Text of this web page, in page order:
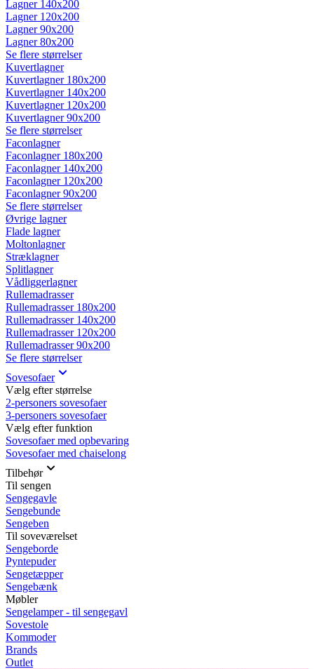
Lagner 140x200
Lagner 120x200
Lagner 90x200
Lagner 80x200
Se flere størrelser
Kuvertlagner
Kuvertlagner 180x200
Kuvertlagner 140x200
Kuvertlagner 120x200
Kuvertlagner 90x200
Se flere størrelser
Faconlagner
Faconlagner 180x200
Faconlagner 140x200
Faconlagner 120x200
Faconlagner 90x200
Se flere størrelser
Øvrige lagner
Flade lagner
Moltonlagner
Stræklagner
Splitlagner
Vådliggerlagner
Rullemadrasser
Rullemadrasser 180x200
Rullemadrasser 140x200
Rullemadrasser 120x200
Rullemadrasser 90x200
Se flere størrelser
Sovesofaer
Vælg efter størrelse
2-personers sovesofaer
3-personers sovesofaer
Vælg efter funktion
Sovesofaer med opbevaring
Sovesofaer med chaiselong
Tilbehør
Til sengen
Sengegavle
Sengebunde
Sengeben
Til soveværelset
Sengeborde
Pyntepuder
Sengetæpper
Sengebænk
Møbler
Sengelamper - til sengegavl
Sovestole
Kommoder
Brands
Outlet